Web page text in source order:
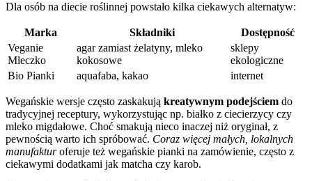
Dla osób na diecie roślinnej powstało kilka ciekawych alternatyw:
Marka Składniki
Dostępność
Veganie
Mleczko
agar zamiast żelatyny, mleko
kokosowe
sklepy
ekologiczne
Bio Pianki
aquafaba, kakao internet
Wegańskie wersje często zaskakują kreatywnym podejściem do
tradycyjnej receptury, wykorzystując np. białko z ciecierzycy czy
mleko migdałowe. Choć smakują nieco inaczej niż oryginał, z
pewnością warto ich spróbować. Coraz więcej małych, lokalnych
manufakturoferuje też wegańskie pianki na zamówienie, często z
ciekawymi dodatkami jak matcha czy karob.